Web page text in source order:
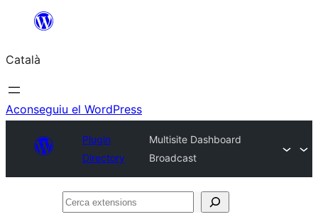
contingut
Català
Aconseguiu el WordPress
Plugin
Directory
Multisite Dashboard
Broadcast
Cerca